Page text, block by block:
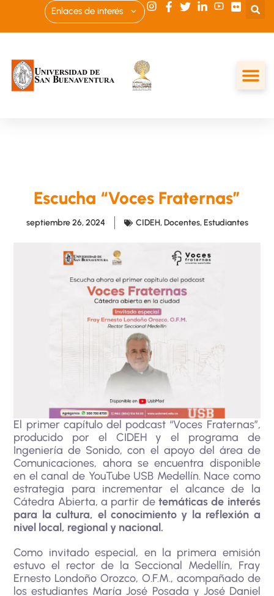
Enlaces de interés
Escucha “Voces Fraternas”
septiembre 26, 2024 CIDEH,Docentes,Estudiantes
El primer capítulo del podcast “Voces Fraternas”,
producido por el CIDEH y el programa de
Ingeniería de Sonido, con el apoyo del área de
Comunicaciones, ahora se encuentra disponible
en el canal de YouTube USB Medellín. Nace como
estrategia para incrementar el alcance de la
Cátedra Abierta, a partir de temáticas de interés
para la cultura, el conocimiento y la reflexión a
nivel local, regional y nacional.
Como invitado especial, en la primera emisión
estuvo el rector de la Seccional Medellín, Fray
Ernesto Londoño Orozco, O.F.M., acompañado de
los estudiantes María José Posada y José Daniel